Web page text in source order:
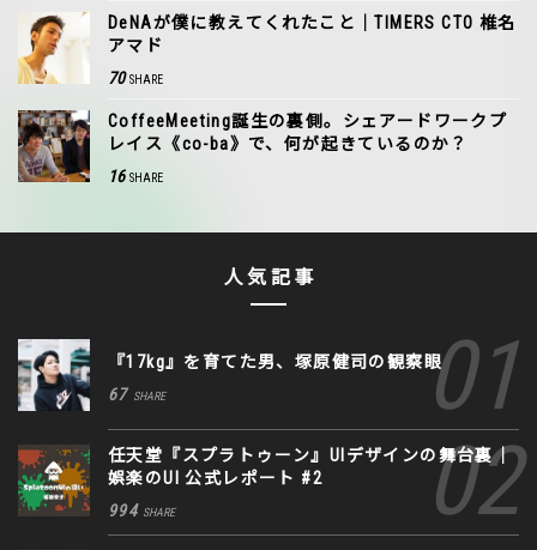
DeNAが僕に教えてくれたこと｜TIMERS CTO 椎名
アマド
70 SHARE
CoffeeMeeting誕生の裏側。シェアードワークプ
レイス《co-ba》で、何が起きているのか？
16 SHARE
人気記事
『17kg』を育てた男、塚原健司の観察眼
67 SHARE
任天堂『スプラトゥーン』UIデザインの舞台裏｜
娯楽のUI 公式レポート #2
994 SHARE